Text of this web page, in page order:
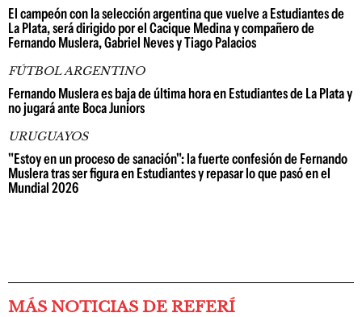
El campeón con la selección argentina que vuelve a Estudiantes de
La Plata, será dirigido por el Cacique Medina y compañero de
Fernando Muslera, Gabriel Neves y Tiago Palacios
FÚTBOL ARGENTINO
Fernando Muslera es baja de última hora en Estudiantes de La Plata y
no jugará ante Boca Juniors
URUGUAYOS
"Estoy en un proceso de sanación": la fuerte confesión de Fernando
Muslera tras ser figura en Estudiantes y repasar lo que pasó en el
Mundial 2026
MÁS NOTICIAS DE REFERÍ